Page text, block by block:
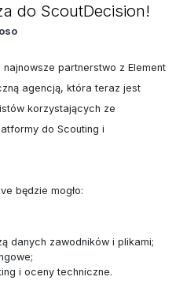
do ScoutDecision!
partnerstwo z Element
agencją, która teraz jest
korzystających ze
do Scouting i
będzie mogło:
danych zawodników i plikami;
i oceny techniczne.